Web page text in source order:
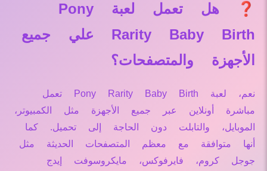
❓ هل تعمل لعبة Pony
Rarity Baby Birth علي جميع
الأجهزة والمتصفحات؟
نعم، لعبة Pony Rarity Baby Birth تعمل
مباشرة أونلاين عبر جميع الأجهزة مثل الكمبيوتر،
الموبايل، والتابلت دون الحاجة إلى تحميل. كما
أنها متوافقة مع معظم المتصفحات الحديثة مثل
جوجل كروم، فايرفوكس، مايكروسوفت إيدج